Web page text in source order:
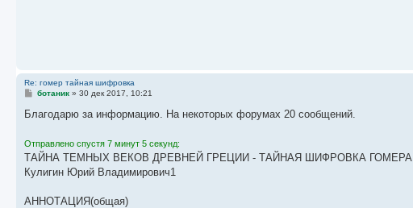
Re: гомер тайная шифровка
С
о
е
и
е
ботаник» 30 дек 2017, 10:21
Благодарю за информацию. На некоторых форумах 20 сообщений.
Отправлено спустя 7 минут 5 секунд:
ТАЙНА ТЕМНЫХ ВЕКОВ ДРЕВНЕЙ ГРЕЦИИ - ТАЙНАЯ ШИФРОВКА ГОМЕРА
Кулигин Юрий Владимирович1
АННОТАЦИЯ(общая)